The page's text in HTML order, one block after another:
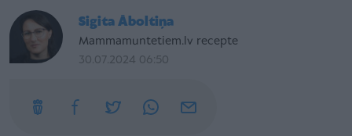
Sigita Āboltiņa
Mammamuntetiem.lv recepte
30.07.2024 06:50